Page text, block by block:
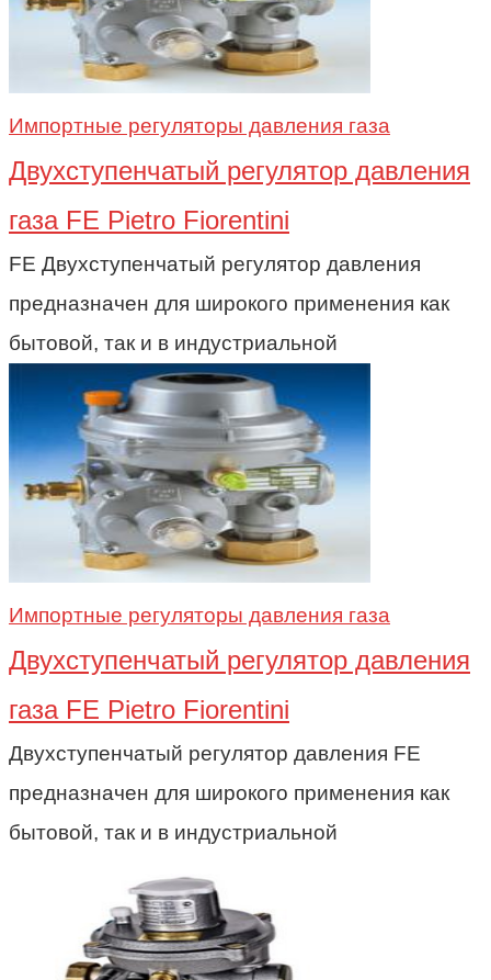
Импортные регуляторы давления газа
Двухступенчатый регулятор давления
газа FE Pietro Fiorentini
FE Двухступенчатый регулятор давления
предназначен для широкого применения как
бытовой, так и в индустриальной
Импортные регуляторы давления газа
Двухступенчатый регулятор давления
газа FE Pietro Fiorentini
Двухступенчатый регулятор давления FE
предназначен для широкого применения как
бытовой, так и в индустриальной